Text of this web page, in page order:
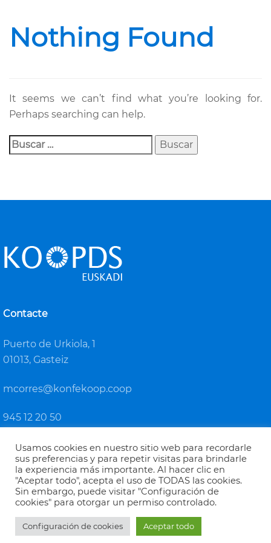
Nothing Found
It seems we can’t find what you’re looking for.
Perhaps searching can help.
Contacte
Puerto de Urkiola, 1
01013, Gasteiz
mcorres@konfekoop.coop
945 12 20 50
KONFEKOOP
Euskadiko Kooperatiben Konfederazioa / Confederación de
Cooperativas de Euskadi
Usamos cookies en nuestro sitio web para recordarle
sus preferencias y para repetir visitas para brindarle
la experiencia más importante. Al hacer clic en
"Aceptar todo", acepta el uso de TODAS las cookies.
Sin embargo, puede visitar "Configuración de
cookies" para otorgar un permiso controlado.
Configuración de cookies Aceptar todo